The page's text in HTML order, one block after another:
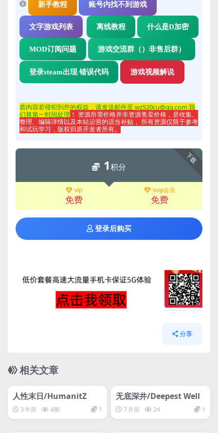
新手教程 账号内找不到游戏
文字游戏列表 离线教程 什么是D加密
MOD订阅问题 游戏交流群（）非售后群）
登录steam出现 错误代码 游戏视频解说
若内容若侵犯到您的权益，请发送邮件至 wz520cu@qq.com 我
们将第一时间处理 ！ 资源所需价格并非资源售卖价格，是收集、
整理、编辑详情以及本站运营的适当补贴， 所有资源仅限于参考
和试玩学习，版权归原开发者所有。
下载
1积分
vip
免费
svip会员
免费
登录后购买
分享
相关文章
网盘下载游戏
人性末日/HumanitZ
3 年前 486 1
网盘下载游戏
无底深井/Deepest Well
7 月前 24 1